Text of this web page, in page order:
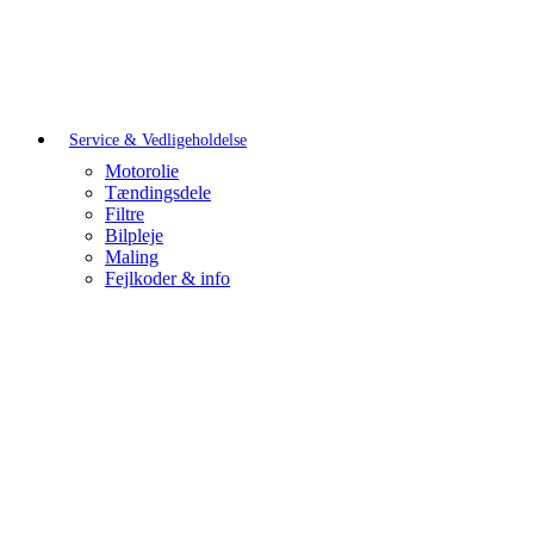
Service & Vedligeholdelse
Motorolie
Tændingsdele
Filtre
Bilpleje
Maling
Fejlkoder & info